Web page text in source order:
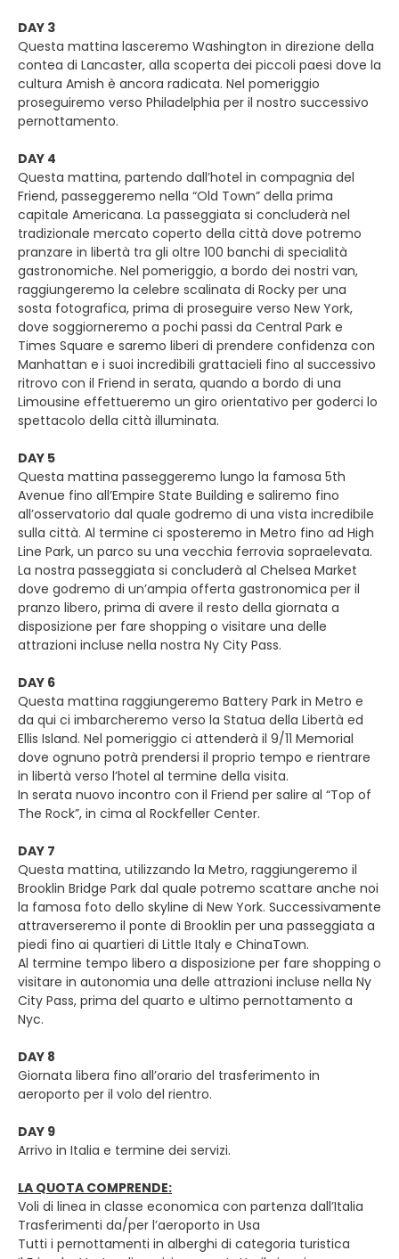
DAY 3
Questa mattina lasceremo Washington in direzione della
contea di Lancaster, alla scoperta dei piccoli paesi dove la
cultura Amish è ancora radicata. Nel pomeriggio
proseguiremo verso Philadelphia per il nostro successivo
pernottamento.
DAY 4
Questa mattina, partendo dall’hotel in compagnia del
Friend, passeggeremo nella “Old Town” della prima
capitale Americana. La passeggiata si concluderà nel
tradizionale mercato coperto della città dove potremo
pranzare in libertà tra gli oltre 100 banchi di specialità
gastronomiche. Nel pomeriggio, a bordo dei nostri van,
raggiungeremo la celebre scalinata di Rocky per una
sosta fotografica, prima di proseguire verso New York,
dove soggiorneremo a pochi passi da Central Park e
Times Square e saremo liberi di prendere confidenza con
Manhattan e i suoi incredibili grattacieli fino al successivo
ritrovo con il Friend in serata, quando a bordo di una
Limousine effettueremo un giro orientativo per goderci lo
spettacolo della città illuminata.
DAY 5
Questa mattina passeggeremo lungo la famosa 5th
Avenue fino all’Empire State Building e saliremo fino
all’osservatorio dal quale godremo di una vista incredibile
sulla città. Al termine ci sposteremo in Metro fino ad High
Line Park, un parco su una vecchia ferrovia sopraelevata.
La nostra passeggiata si concluderà al Chelsea Market
dove godremo di un’ampia offerta gastronomica per il
pranzo libero, prima di avere il resto della giornata a
disposizione per fare shopping o visitare una delle
attrazioni incluse nella nostra Ny City Pass.
DAY 6
Questa mattina raggiungeremo Battery Park in Metro e
da qui ci imbarcheremo verso la Statua della Libertà ed
Ellis Island. Nel pomeriggio ci attenderà il 9/11 Memorial
dove ognuno potrà prendersi il proprio tempo e rientrare
in libertà verso l’hotel al termine della visita.
In serata nuovo incontro con il Friend per salire al “Top of
The Rock”, in cima al Rockfeller Center.
DAY 7
Questa mattina, utilizzando la Metro, raggiungeremo il
Brooklin Bridge Park dal quale potremo scattare anche noi
la famosa foto dello skyline di New York. Successivamente
attraverseremo il ponte di Brooklin per una passeggiata a
piedi fino ai quartieri di Little Italy e ChinaTown.
Al termine tempo libero a disposizione per fare shopping o
visitare in autonomia una delle attrazioni incluse nella Ny
City Pass, prima del quarto e ultimo pernottamento a
Nyc.
DAY 8
Giornata libera fino all’orario del trasferimento in
aeroporto per il volo del rientro.
DAY 9
Arrivo in Italia e termine dei servizi.
LA QUOTA COMPRENDE:
Voli di linea in classe economica con partenza dall’Italia
Trasferimenti da/per l’aeroporto in Usa
Tutti i pernottamenti in alberghi di categoria turistica